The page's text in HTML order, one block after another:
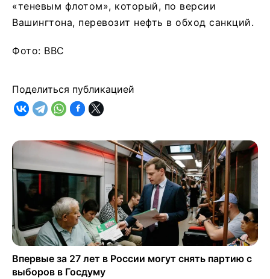
«теневым флотом», который, по версии
Вашингтона, перевозит нефть в обход санкций.
Фото: BBC
Поделиться публикацией
Впервые за 27 лет в России могут снять партию с
выборов в Госдуму